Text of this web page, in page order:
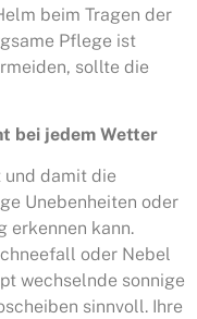
beim Tragen der
Pflege ist
sollte die
bei jedem Wetter
damit die
Unebenheiten oder
erkennen kann.
oder Nebel
wechselnde sonnige
sinnvoll. Ihre